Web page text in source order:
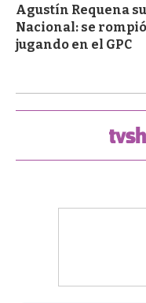
Agustín Requena
Nacional: se
jugando en el GPC